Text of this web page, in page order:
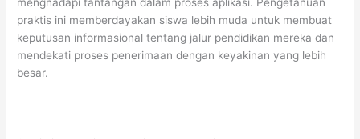
praktis ini memberdayakan siswa lebih muda untuk membuat
keputusan informasional tentang jalur pendidikan mereka dan
mendekati proses penerimaan dengan keyakinan yang lebih
besar.